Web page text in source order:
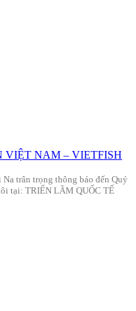
VIỆT NAM – VIETFISH
trân trọng thông báo đến Quý
tại: TRIỂN LÃM QUỐC TẾ